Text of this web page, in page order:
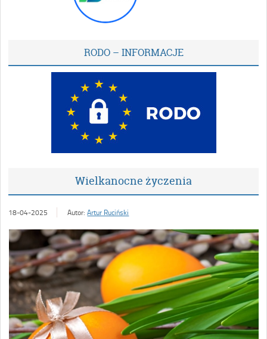
RODO – INFORMACJE
Wielkanocne życzenia
18-04-2025 Autor:Artur Ruciński